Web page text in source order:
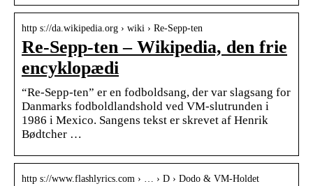
http s://da.wikipedia.org › wiki › Re-Sepp-ten
Re-Sepp-ten – Wikipedia, den frie
encyklopædi
“Re-Sepp-ten” er en fodboldsang, der var slagsang for
Danmarks fodboldlandshold ved VM-slutrunden i
1986 i Mexico. Sangens tekst er skrevet af Henrik
Bødtcher …
http s://www.flashlyrics.com › … › D › Dodo & VM-Holdet